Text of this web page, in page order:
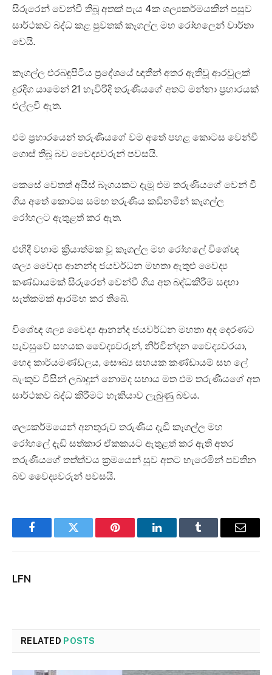
සිරුරෙන් වෙන්වී තිබූ අතක් පැය 4ක ශල්‍යකර්මයකින් පසුව
සාර්ථකව බද්ධ කළ පුවතක් කෑගල්ල මහ රෝහලෙන් වාර්තා
වෙයි.
කෑගල්ල එරබඳුපිටිය ප්‍රදේශයේ ඥාතීන් අතර ඇතිවූ ආරවුලක්
දුරදිග යාමෙන් 21 හැවිරිදි තරුණියගේ අතට මන්නා ප්‍රහාරයක්
එල්ලවී ඇත.
එම ප්‍රහාරයෙන් තරුණියගේ වම අතේ පහළ කොටස වෙන්වී
ගොස් තිබූ බව වෛද්‍යවරුන් පවසයි.
කෙසේ වෙතත් අයිස් බෑගයකට දැමූ එම තරුණියගේ වෙන් වී
ගිය අතේ කොටස සමඟ තරුණිය කඩිනමින් කෑගල්ල
රෝහලට ඇතුළත් කර ඇත.
එහිදී වහාම ක්‍රියාත්මක වූ කෑගල්ල මහ රෝහලේ විශේඥ
ශල්‍ය වෛද්‍ය ආනන්ද ජයවර්ධන මහතා ඇතුළු වෛද්‍ය
කණ්ඩායමක් සිරුරෙන් වෙන්වී ගිය අත බද්ධකිරීම සඳහා
සැත්කමක් ආරම්භ කර තිබේ.
විශේඥ ශල්‍ය වෛද්‍ය ආනන්ද ජයවර්ධන මහතා අද දෙරණට
පැවසුවේ සහයක වෛද්‍යවරුන්, නිර්වින්දන වෛද්‍යවරයා,
හෙද කාර්යමණ්ඩලය, සෞඛ්‍ය සහයක කණ්ඩායම් සහ ලේ
බැංකුව විසින් ලබාදුන් නොමද සහාය මත එම තරුණියගේ අත
සාර්ථකව බද්ධ කිරීමට හැකියාව ලැබුණු බවය.
ශල්‍යකර්මයෙන් අනතුරුව තරුණිය දැඩි කෑගල්ල මහ
රෝහලේ දැඩි සත්කාර ඒකකයට ඇතුළත් කර ඇති අතර
තරුණියගේ තත්ත්වය ක්‍රමයෙන් සුව අතට හැරෙමින් පවතින
බව වෛද්‍යවරුන් පවසයි.
FacebookTwitter Pinterest LinkedInTumblr Email
LFN
RELATED POSTS